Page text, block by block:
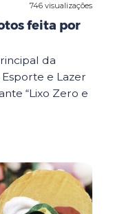
746 visualizações
feita por
da
e Lazer
“Lixo Zero e